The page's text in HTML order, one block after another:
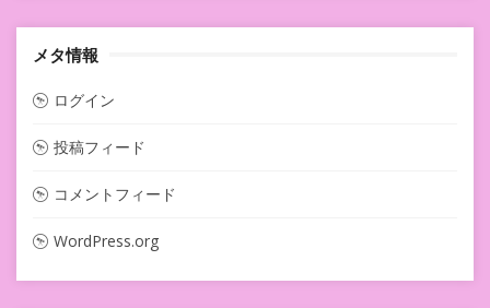
メタ情報
ログイン
投稿フィード
コメントフィード
WordPress.org